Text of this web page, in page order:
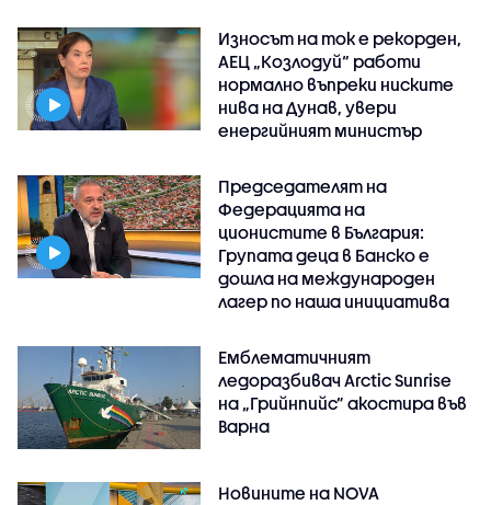
Износът на ток е рекорден,
АЕЦ „Козлодуй“ работи
нормално въпреки ниските
нива на Дунав, увери
енергийният министър
Председателят на
Федерацията на
ционистите в България:
Групата деца в Банско е
дошла на международен
лагер по наша инициатива
Емблематичният
ледоразбивач Arctic Sunrise
на „Грийнпийс” акостира във
Варна
Новините на NOVA